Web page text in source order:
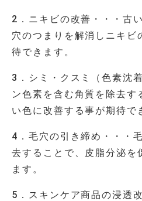
2．ニキビの改善・・・古
穴のつまりを解消しニキビ
待できます。
3．シミ・クスミ（色素沈
ン色素を含む角質を除去す
い色に改善する事が期待で
4．毛穴の引き締め・・・
去することで、皮脂分泌を
ます。
5．スキンケア商品の浸透